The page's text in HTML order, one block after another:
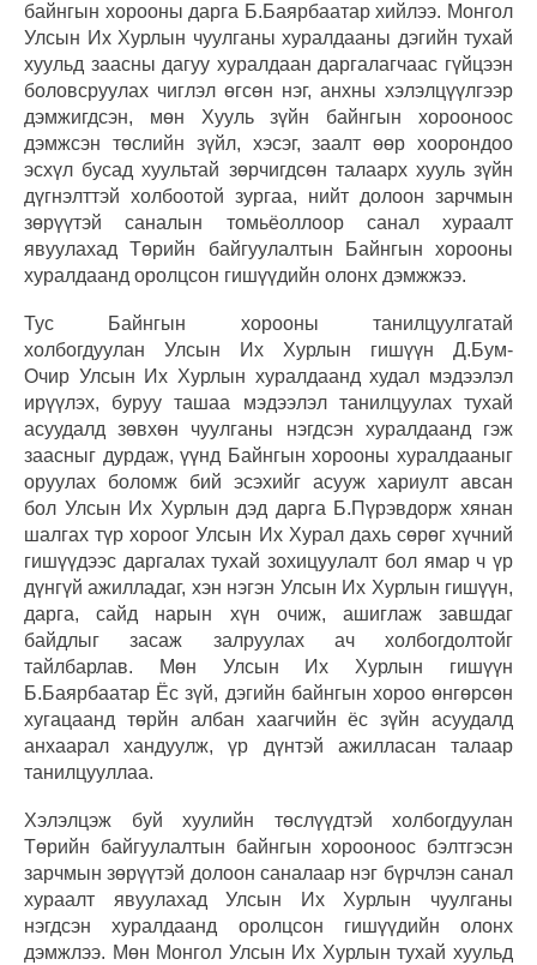
байнгын хорооны дарга Б.Баярбаатар хийлээ. Монгол
Улсын Их Хурлын чуулганы хуралдааны дэгийн тухай
хуульд заасны дагуу хуралдаан даргалагчаас гүйцээн
боловсруулах чиглэл өгсөн нэг, анхны хэлэлцүүлгээр
дэмжигдсэн, мөн Хууль зүйн байнгын хорооноос
дэмжсэн төслийн зүйл, хэсэг, заалт өөр хоорондоо
эсхүл бусад хуультай зөрчигдсөн талаарх хууль зүйн
дүгнэлттэй холбоотой зургаа, нийт долоон зарчмын
зөрүүтэй саналын томьёоллоор санал хураалт
явуулахад Төрийн байгуулалтын Байнгын хорооны
хуралдаанд оролцсон гишүүдийн олонх дэмжжээ.
Тус Байнгын хорооны танилцуулгатай
холбогдуулан Улсын Их Хурлын гишүүн Д.Бум-
Очир Улсын Их Хурлын хуралдаанд худал мэдээлэл
ирүүлэх, буруу ташаа мэдээлэл танилцуулах тухай
асуудалд зөвхөн чуулганы нэгдсэн хуралдаанд гэж
заасныг дурдаж, үүнд Байнгын хорооны хуралдааныг
оруулах боломж бий эсэхийг асууж хариулт авсан
бол Улсын Их Хурлын дэд дарга Б.Пүрэвдорж хянан
шалгах түр хороог Улсын Их Хурал дахь сөрөг хүчний
гишүүдээс даргалах тухай зохицуулалт бол ямар ч үр
дүнгүй ажилладаг, хэн нэгэн Улсын Их Хурлын гишүүн,
дарга, сайд нарын хүн очиж, ашиглаж завшдаг
байдлыг засаж залруулах ач холбогдолтойг
тайлбарлав. Мөн Улсын Их Хурлын гишүүн
Б.Баярбаатар Ёс зүй, дэгийн байнгын хороо өнгөрсөн
хугацаанд төрйн албан хаагчийн ёс зүйн асуудалд
анхаарал хандуулж, үр дүнтэй ажилласан талаар
танилцууллаа.
Хэлэлцэж буй хуулийн төслүүдтэй холбогдуулан
Төрийн байгуулалтын байнгын хорооноос бэлтгэсэн
зарчмын зөрүүтэй долоон саналаар нэг бүрчлэн санал
хураалт явуулахад Улсын Их Хурлын чуулганы
нэгдсэн хуралдаанд оролцсон гишүүдийн олонх
дэмжлээ. Мөн Монгол Улсын Их Хурлын тухай хуульд